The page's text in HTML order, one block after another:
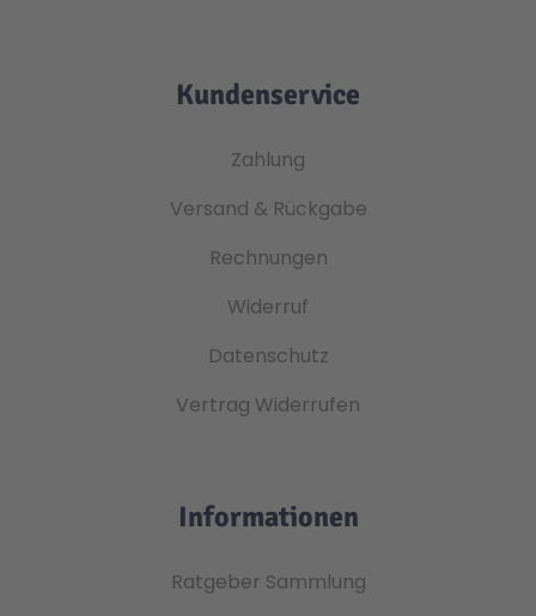
Kundenservice
Zahlung
Versand & Rückgabe
Rechnungen
Widerruf
Datenschutz
Vertrag Widerrufen
Informationen
Ratgeber Sammlung